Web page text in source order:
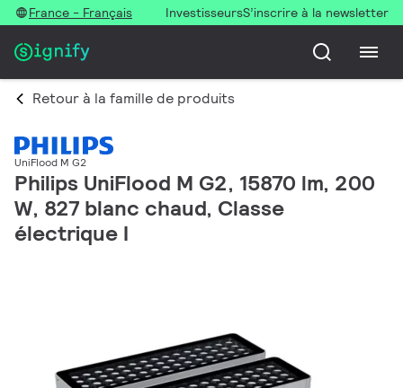
France - Français InvestisseursS’inscrire à la newsletter
Retour à la famille de produits
UniFlood M G2
Philips UniFlood M G2, 15870 lm, 200
W, 827 blanc chaud, Classe
électrique I